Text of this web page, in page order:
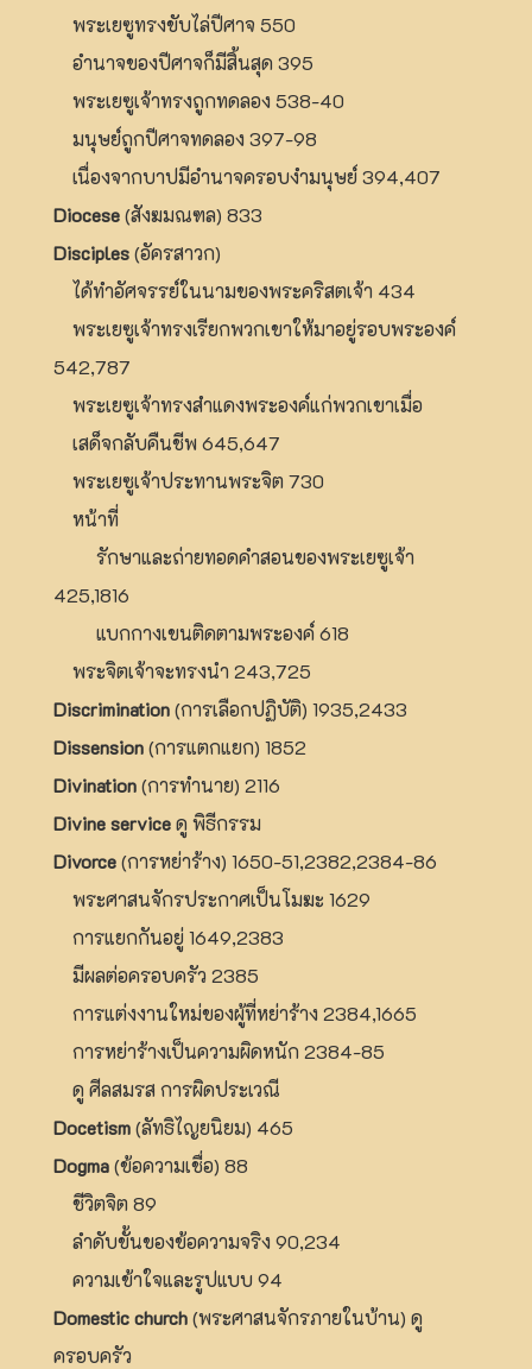
พระเยซูทรงขับไล่ปีศาจ 550
อำนาจของปีศาจก็มีสิ้นสุด 395
พระเยซูเจ้าทรงถูกทดลอง 538-40
มนุษย์ถูกปีศาจทดลอง 397-98
เนื่องจากบาปมีอำนาจครอบงำมนุษย์ 394,407
Diocese(สังฆมณฑล) 833
Disciples(อัครสาวก)
ได้ทำอัศจรรย์ในนามของพระคริสตเจ้า 434
พระเยซูเจ้าทรงเรียกพวกเขาให้มาอยู่รอบพระองค์
542,787
พระเยซูเจ้าทรงสำแดงพระองค์แก่พวกเขาเมื่อ
เสด็จกลับคืนชีพ 645,647
พระเยซูเจ้าประทานพระจิต 730
หน้าที่
รักษาและถ่ายทอดคำสอนของพระเยซูเจ้า
425,1816
แบกกางเขนติดตามพระองค์ 618
พระจิตเจ้าจะทรงนำ 243,725
Discrimination(การเลือกปฏิบัติ) 1935,2433
Dissension(การแตกแยก) 1852
Divination(การทำนาย) 2116
Divine serviceดู พิธีกรรม
Divorce(การหย่าร้าง) 1650-51,2382,2384-86
พระศาสนจักรประกาศเป็นโมฆะ 1629
การแยกกันอยู่ 1649,2383
มีผลต่อครอบครัว 2385
การแต่งงานใหม่ของผู้ที่หย่าร้าง 2384,1665
การหย่าร้างเป็นความผิดหนัก 2384-85
ดู ศีลสมรส การผิดประเวณี
Docetism(ลัทธิไญยนิยม) 465
Dogma(ข้อความเชื่อ) 88
ชีวิตจิต 89
ลำดับขั้นของข้อความจริง 90,234
ความเข้าใจและรูปแบบ 94
Domestic church(พระศาสนจักรภายในบ้าน) ดู
ครอบครัว